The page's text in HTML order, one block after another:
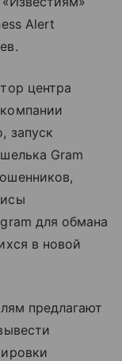
Alert
центра
запуск
Gram
для обмана
в новой
предлагают